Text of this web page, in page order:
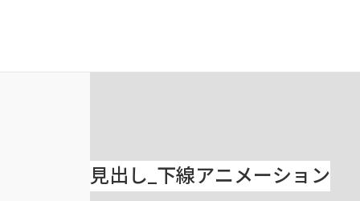
見出し_下線アニメーション